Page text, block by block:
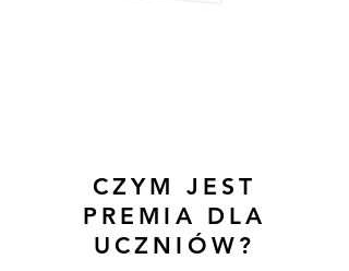
CZYM JEST
PREMIA DLA
UCZNIÓW?